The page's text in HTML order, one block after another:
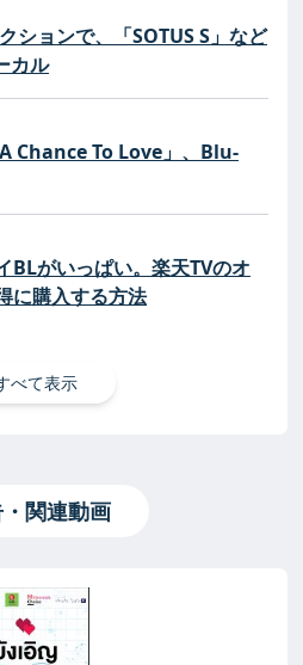
ションで、「SOTUS S」など
カル
Chance To Love」、Blu-
BLがいっぱい。楽天TVのオ
に購入する方法
べて表示
関連動画